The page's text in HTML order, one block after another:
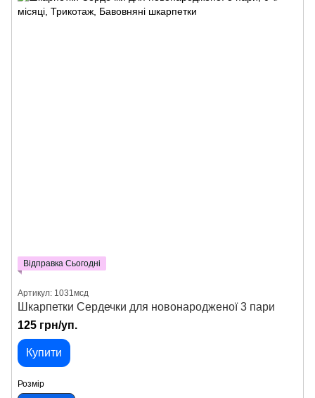
Відправка Сьогодні
Артикул: 1031мсд
Шкарпетки Сердечки для новонародженої 3 пари
125 грн/уп.
Купити
Розмір